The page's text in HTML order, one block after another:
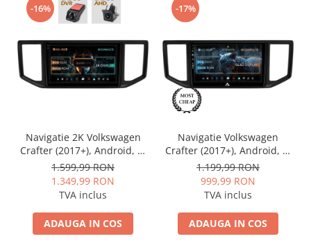
-16%
Navigatie 2K Volkswagen
Crafter (2017+), Android, S-
Quadcore / 4GB RAM +
64GB ROM, 10.36 Inch - AD-
BGS100042K+AD-BGRKIT056
1.599,99 RON
1.349,99 RON
TVA inclus
ADAUGA IN COS
-17%
Navigatie Volkswagen
Crafter (2017+), Android, P-
Octacore / 2GB RAM + 32GB
ROM, 10.1 Inch - AD-
BGP10002+AD-BGRKIT056
1.199,99 RON
999,99 RON
TVA inclus
ADAUGA IN COS